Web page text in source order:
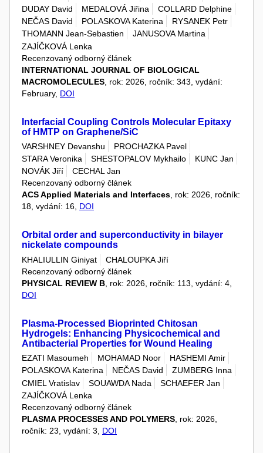
DUDAY David
MEDALOVÁ Jiřina
COLLARD Delphine
NEČAS David
POLASKOVA Katerina
RYSANEK Petr
THOMANN Jean-Sebastien
JANUSOVA Martina
ZAJÍČKOVÁ Lenka
Recenzovaný odborný článek
INTERNATIONAL JOURNAL OF BIOLOGICAL
MACROMOLECULES , rok: 2026, ročník: 343, vydání:
February, DOI
Interfacial Coupling Controls Molecular Epitaxy
of HMTP on Graphene/SiC
VARSHNEY Devanshu
PROCHAZKA Pavel
STARA Veronika
SHESTOPALOV Mykhailo
KUNC Jan
NOVÁK Jiří
CECHAL Jan
Recenzovaný odborný článek
ACS Applied Materials and Interfaces, rok: 2026, ročník:
18, vydání: 16, DOI
Orbital order and superconductivity in bilayer
nickelate compounds
KHALIULLIN Giniyat
CHALOUPKA Jiří
Recenzovaný odborný článek
PHYSICAL REVIEW B , rok: 2026, ročník: 113, vydání: 4,
DOI
Plasma-Processed Bioprinted Chitosan
Hydrogels: Enhancing Physicochemical and
Antibacterial Properties for Wound Healing
EZATI Masoumeh MOHAMAD Noor
HASHEMI Amir
POLASKOVA Katerina
NEČAS David
ZUMBERG Inna
CMIEL Vratislav
SOUAWDA Nada
SCHAEFER Jan
ZAJÍČKOVÁ Lenka
Recenzovaný odborný článek
PLASMA PROCESSES AND POLYMERS , rok: 2026,
ročník: 23, vydání: 3, DOI